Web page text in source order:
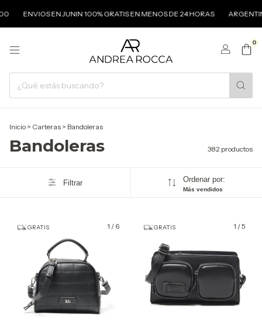
EN JUNIN 100% GRATIS EN MENOS DE 24 HORAS ARGENTINA
0
Inicio > Carteras > Bandoleras
Bandoleras 382 productos
Filtrar Ordenar por:
Más vendidos
1 / 6
GRATIS 1 /5
GRATIS